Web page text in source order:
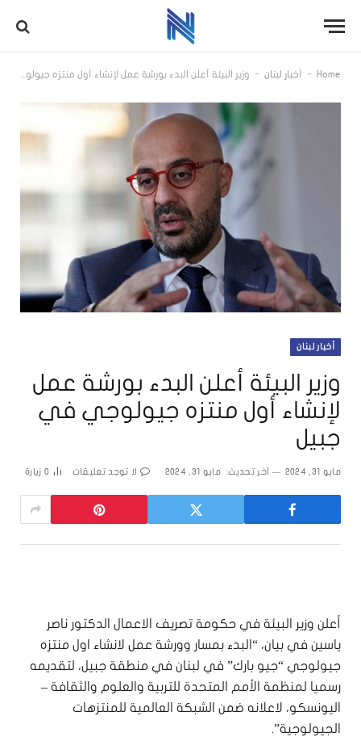
Home
- أخبار لبنان - وزير البيئة أعلن البدء بورشة عمل لإنشاء أول منتزه جيولوجي في جبيل
أخبار لبنان
وزير البيئة أعلن البدء بورشة عمل
لإنشاء أول منتزه جيولوجي في
جبيل
مايو 31, 2024 آخر تحديث: مايو 31, 2024 لا توجد تعليقات 0 زيارة
أعلن وزير البيئة في حكومة تصريف الاعمال الدكتور ناصر
ياسين في بيان، “البدء بمسار وورشة عمل لانشاء اول منتزه
جيولوجي “جيو بارك” في لبنان في منطقة جبيل، لتقديمه
رسميا لمنظمة الأمم المتحدة للتربية والعلوم والثقافة –
اليونسكو، لاعلانه ضمن الشبكة العالمية للمنتزهات
الجيولوجية”.